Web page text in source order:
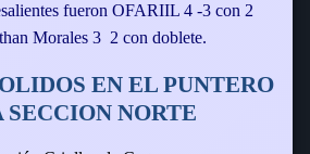
fueron OFARIIL 4 -3 con 2
Morales 3  2 con doblete.
EN EL PUNTERO
SECCION NORTE